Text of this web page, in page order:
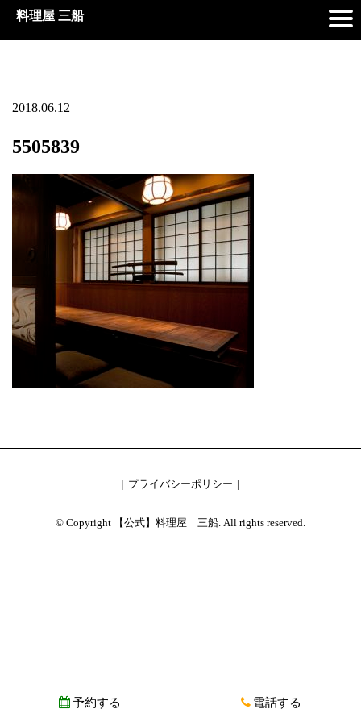
料理屋 三船
2018.06.12
5505839
プライバシーポリシー
© Copyright 【公式】料理屋 三船. All rights reserved.
予約する 電話する